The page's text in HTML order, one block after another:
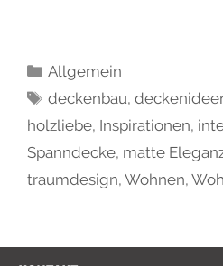
Allgemein
deckenbau,
holzliebe, Inspirationen,
Spanndecke, matte
traumdesign, Wohnen,